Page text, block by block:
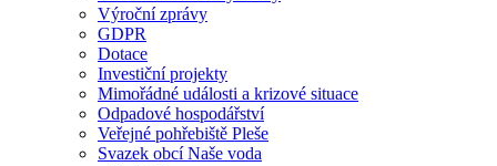
Výroční zprávy
GDPR
Dotace
Investiční projekty
Mimořádné události a krizové situace
Odpadové hospodářství
Veřejné pohřebiště Pleše
Svazek obcí Naše voda